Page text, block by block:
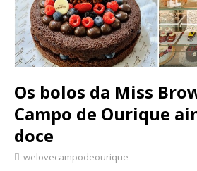
Os bolos da Miss
Campo de Ourique
doce
welovecampodeourique